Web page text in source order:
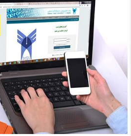
رشته
کنکور
ارشد
۱۴۰۱